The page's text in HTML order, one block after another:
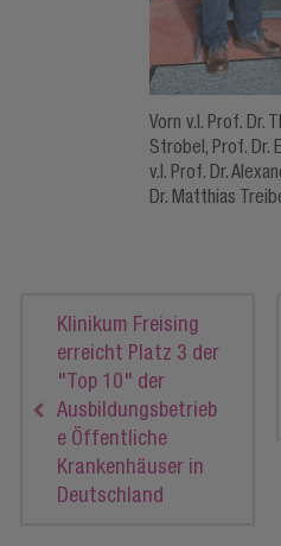
Vorn v.l. Prof. Dr.
Strobel, Prof. Dr.
v.l. Prof. Dr.
Dr. Matthias
Klinikum Freising
erreicht Platz 3 der
"Top 10" der
Ausbildungsbetrieb
e Öffentliche
Krankenhäuser in
Deutschland